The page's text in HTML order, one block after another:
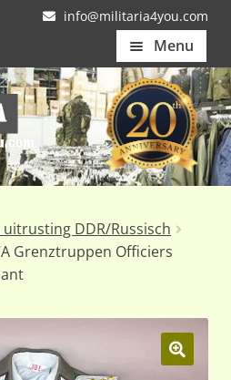
info@militaria4you.com
Menu
Home
Account
uitrusting DDR/Russisch
Grenztruppen Officiers